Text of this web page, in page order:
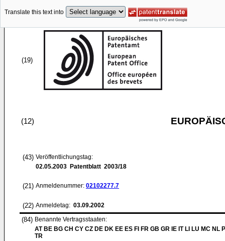
Translate this text into
(19)
(12)
(43) Veröffentlichungstag:
02.05.2003 Patentblatt 2003/18
(21) Anmeldenummer: 02102277.7
(22) Anmeldetag: 03.09.2002
(84) Benannte Vertragsstaaten:
AT BE BG CH CY CZ DE DK EE ES FI FR GB GR IE IT LI LU MC NL
TR